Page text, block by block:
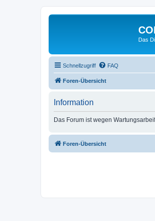
Das
Schnellzugriff FAQ
Foren-Übersicht
Information
Das Forum ist wegen
Foren-Übersicht